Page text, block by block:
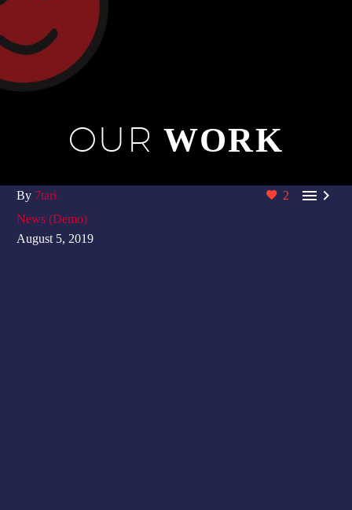
OUR WORK
2  
By 7tari
News (Demo)
August 5, 2019